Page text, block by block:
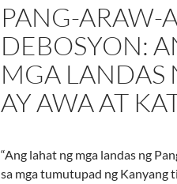
PANG-ARAW-
DEBOSYON:
MGA LANDAS
AY AWA AT
“Ang lahat ng mga landas ng
sa mga tumutupad ng Kanyang